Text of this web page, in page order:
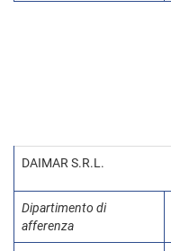
DAIMAR S.R.L.
Dipartimento di
afferenza